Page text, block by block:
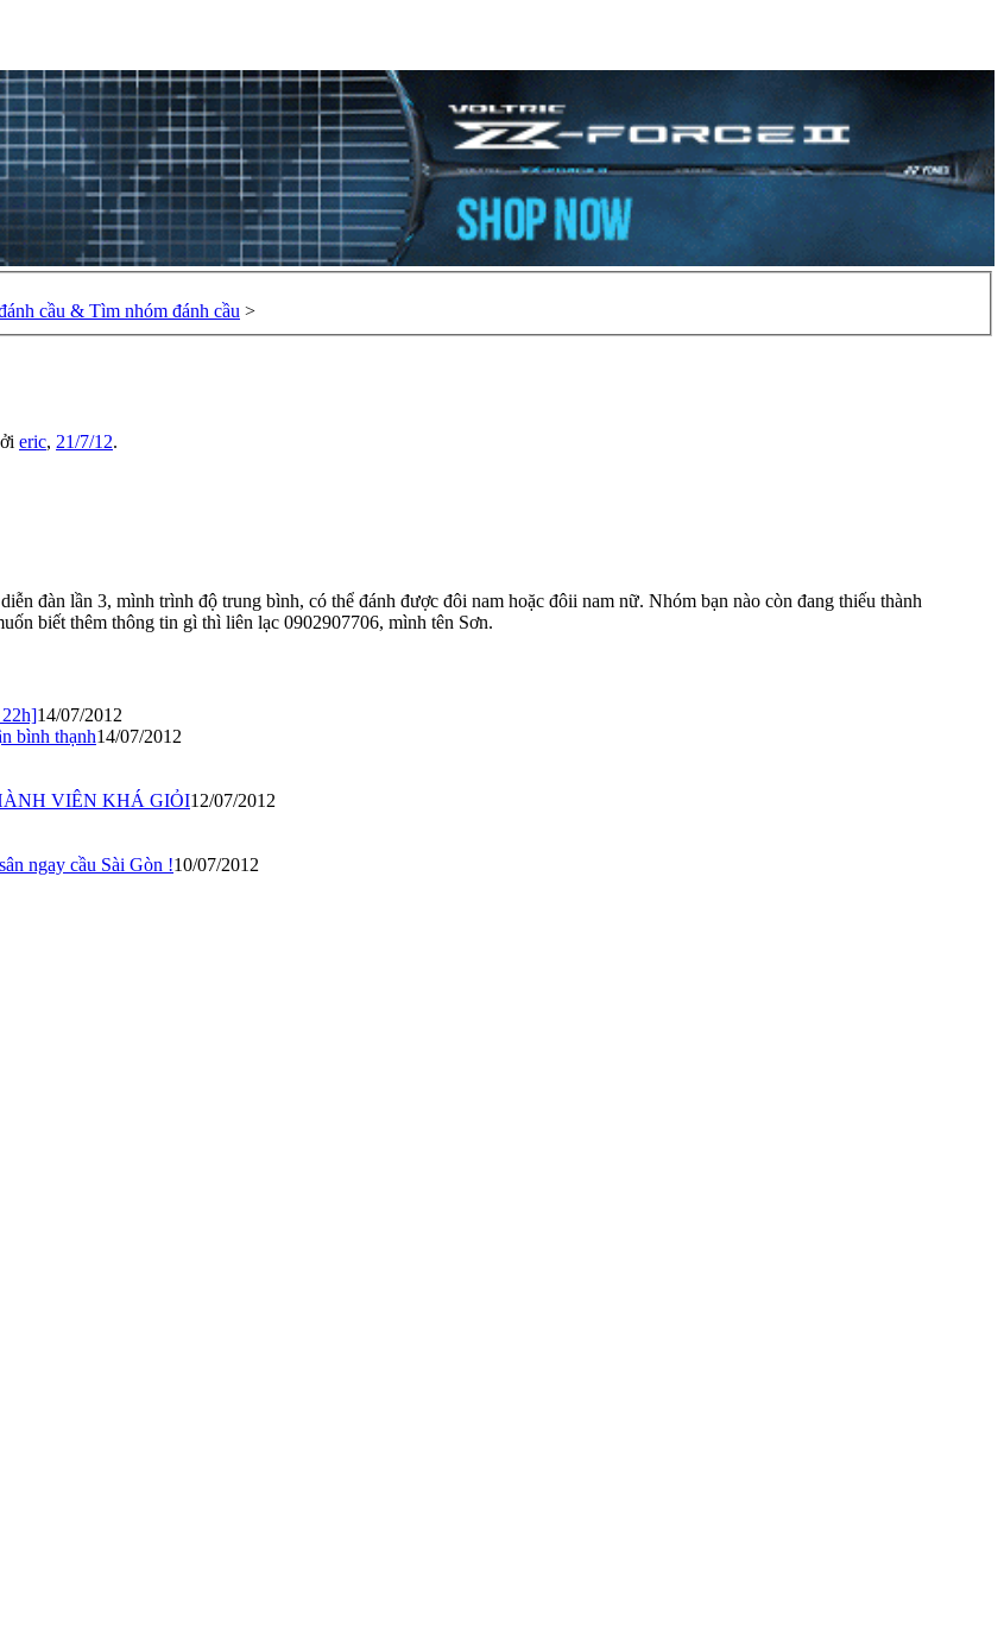
cầu & Tìm nhóm đánh cầu >
eric, 21/7/12.
đàn lần 3, mình trình độ trung bình, có thể đánh được đôi nam hoặc đôii nam nữ. Nhóm bạn nào còn đang thiếu thành
biết thêm thông tin gì thì liên lạc 0902907706, mình tên Sơn.
14/07/2012
bình thạnh14/07/2012
VIÊN KHÁ GIỎI12/07/2012
ngay cầu Sài Gòn !10/07/2012